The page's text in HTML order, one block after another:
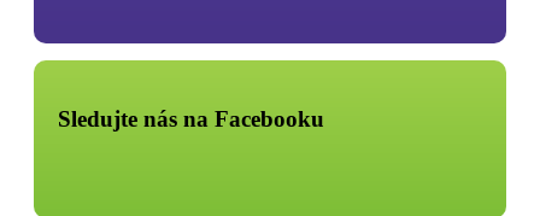
Sledujte nás na Facebooku